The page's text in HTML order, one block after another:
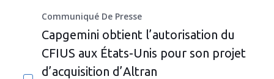
Communiqué De Presse
Capgemini obtient l’autorisation du
CFIUS aux États-Unis pour son projet
d’acquisition d’Altran